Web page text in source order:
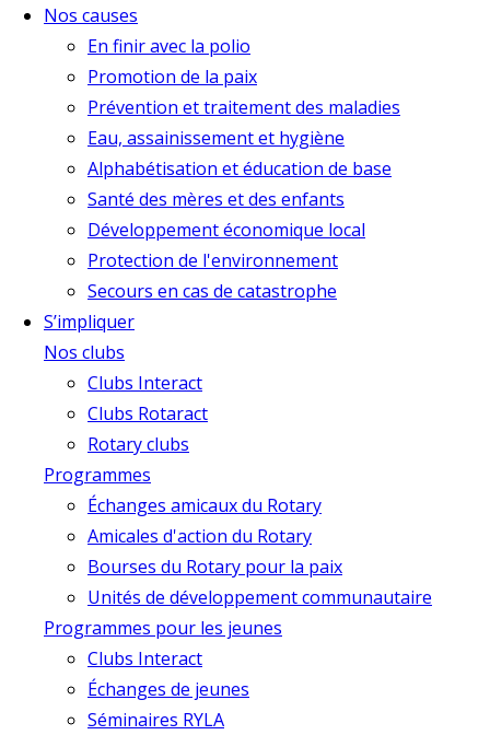
Nos causes
En finir avec la polio
Promotion de la paix
Prévention et traitement des maladies
Eau, assainissement et hygiène
Alphabétisation et éducation de base
Santé des mères et des enfants
Développement économique local
Protection de l'environnement
Secours en cas de catastrophe
S’impliquer
Nos clubs
Clubs Interact
Clubs Rotaract
Rotary clubs
Programmes
Échanges amicaux du Rotary
Amicales d'action du Rotary
Bourses du Rotary pour la paix
Unités de développement communautaire
Programmes pour les jeunes
Clubs Interact
Échanges de jeunes
Séminaires RYLA